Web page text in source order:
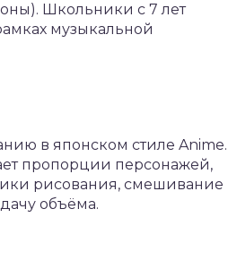
Школьники с 7 лет
музыкальной
в японском стиле Anime.
пропорции персонажей,
рисования, смешивание
объёма.